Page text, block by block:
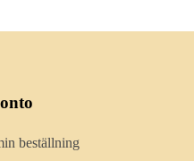
beställning